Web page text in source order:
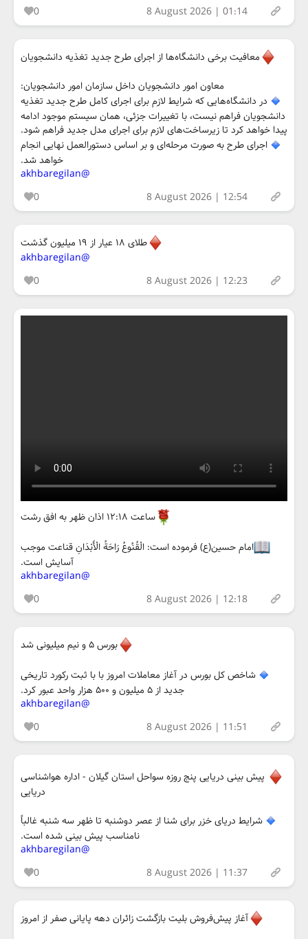
0
8 August 2026 | 01:14
معافیت برخی دانشگاه‌ها از اجرای طرح جدید تغذیه دانشجویان
معاون امور دانشجویان داخل سازمان امور دانشجویان:
در دانشگاه‌هایی که شرایط لازم برای اجرای کامل طرح جدید تغذیه
دانشجویان فراهم نیست، با تغییرات جزئی، همان سیستم موجود ادامه
پیدا خواهد کرد تا زیرساخت‌های لازم برای اجرای مدل جدید فراهم شود.
اجرای طرح به صورت مرحله‌ای و بر اساس دستورالعمل نهایی انجام
خواهد شد.
@akhbaregilan
0
8 August 2026 | 12:54
طلای ۱۸ عیار از ۱۹ میلیون گذشت
@akhbaregilan
0
8 August 2026 | 12:23
ساعت ۱۲:۱۸ اذان ظهر به افق رشت
امام حسین(ع) فرموده است: الْقُنُوعُ رَاحَةُ الْأَبْدَانِ قناعت موجب
آسایش است.
@akhbaregilan
0
8 August 2026 | 12:18
بورس ۵ و نیم میلیونی شد
شاخص کل بورس در آغاز معاملات امروز با با ثبت رکورد تاریخی
جدید از ۵ میلیون و ۵۰۰ هزار واحد عبور کرد.
@akhbaregilan
0
8 August 2026 | 11:51
پیش بینی دریایی پنج روزه سواحل استان گیلان - اداره هواشناسی
دریایی
شرایط دریای خزر برای شنا از عصر دوشنبه تا ظهر سه شنبه غالباً
نامناسب پیش بینی شده است.
@akhbaregilan
0
8 August 2026 | 11:37
آغاز پیش‌فروش بلیت بازگشت زائران دهه پایانی صفر از امروز